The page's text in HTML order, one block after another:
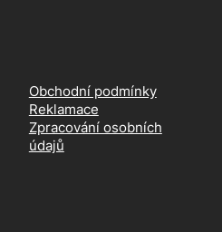
Obchodní podmínky
Reklamace
Zpracování osobních
údajů